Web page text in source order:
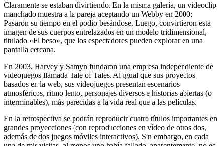
Claramente se estaban divirtiendo. En la misma galería, un videoclip
manchado muestra a la pareja aceptando un Webby en 2000;
Pasaron su tiempo en el podio besándose. Luego, convirtieron esta
imagen de sus cuerpos entrelazados en un modelo tridimensional,
titulado «El beso», que los espectadores pueden explorar en una
pantalla cercana.
En 2003, Harvey y Samyn fundaron una empresa independiente de
videojuegos llamada Tale of Tales. Al igual que sus proyectos
basados ​​en la web, sus videojuegos presentan escenarios
atmosféricos, ritmo lento, personajes diversos e historias abiertas (o
interminables), más parecidas a la vida real que a las películas.
En la retrospectiva se podrán reproducir cuatro títulos importantes en
grandes proyecciones (con reproducciones en vídeo de otros dos,
además de dos juegos móviles interactivos). Sin embargo, en cada